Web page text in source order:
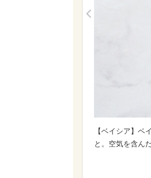
【ベイシア】ベ
と。空気を含ん